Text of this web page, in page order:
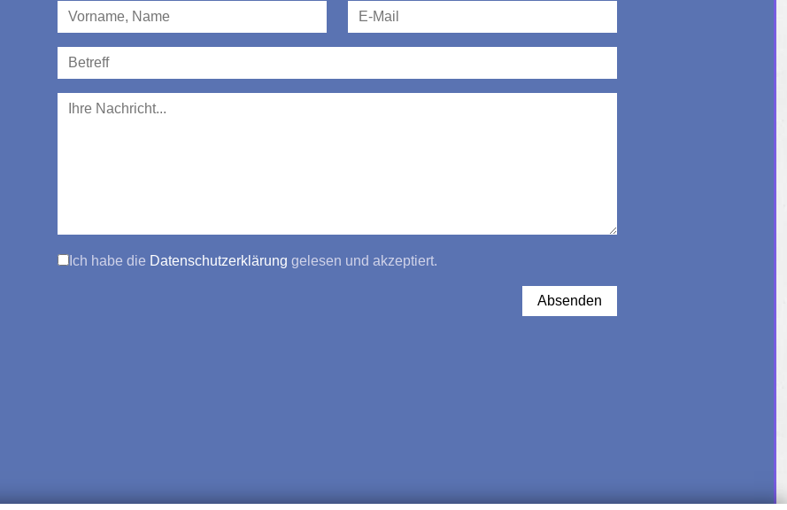
Ich habe die Datenschutzerklärung gelesen und akzeptiert.
Absenden